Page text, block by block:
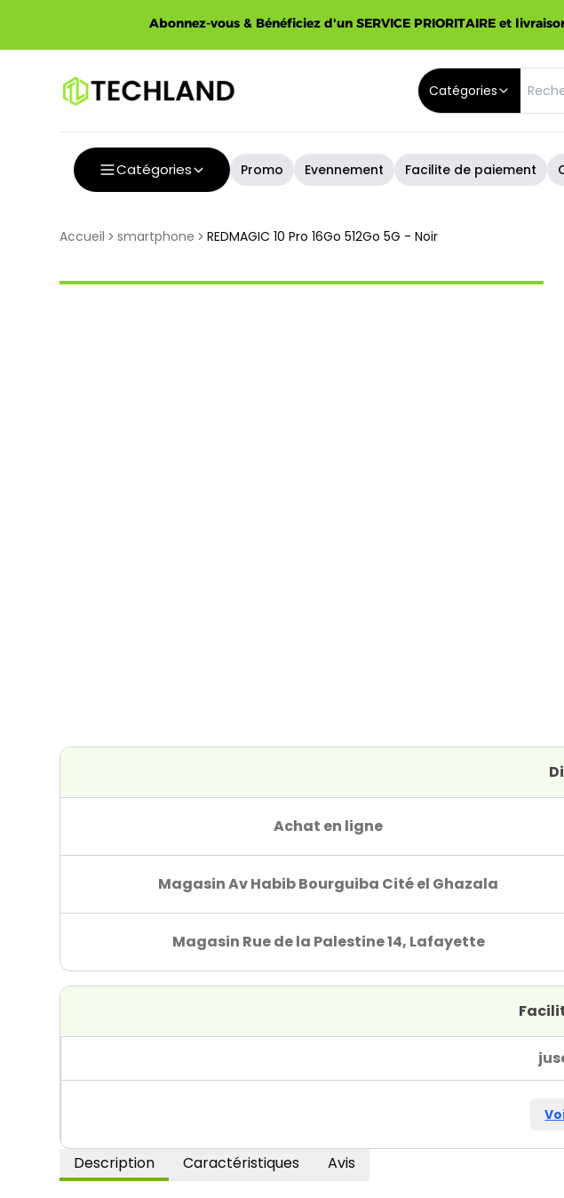
Abonnez-vous & Bénéficiez d'un SERVICE PRIORITAIRE et
Catégories
Catégories Promo Evennement Facilite de paiement
Accueil smartphone REDMAGIC 10 Pro 16Go 512Go 5G - Noir
Achat en ligne
Magasin Av Habib Bourguiba Cité el Ghazala
Magasin Rue de la Palestine 14, Lafayette
Description Caractéristiques Avis